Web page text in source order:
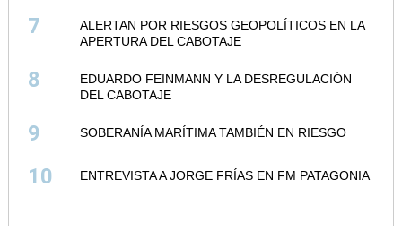
7
ALERTAN POR RIESGOS GEOPOLÍTICOS EN LA
APERTURA DEL CABOTAJE
8
EDUARDO FEINMANN Y LA DESREGULACIÓN
DEL CABOTAJE
9 SOBERANÍA MARÍTIMA TAMBIÉN EN RIESGO
10 ENTREVISTA A JORGE FRÍAS EN FM PATAGONIA